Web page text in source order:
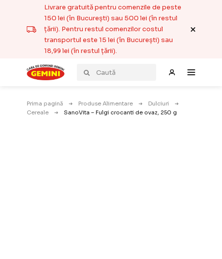
Livrare gratuită pentru comenzile de peste
150 lei (în București) sau 500 lei (în restul
țării). Pentru restul comenzilor costul
transportul este 15 lei (în București) sau
18,99 lei (în restul țării).
Prima pagină Produse Alimentare
Dulciuri
Cereale
SanoVita – Fulgi crocanti de ovaz, 250 g